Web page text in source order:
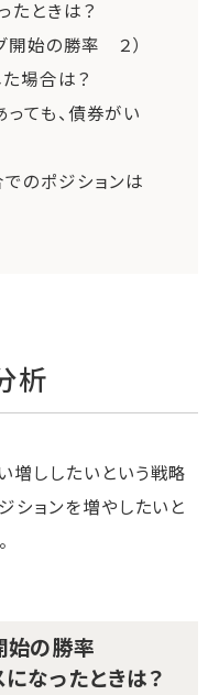
たときは？
開始の勝率 ２）
場合は？
ても、債券がい
のポジションは
析
増ししたいという戦略
ションを増やしたいと
始の勝率
なったときは？